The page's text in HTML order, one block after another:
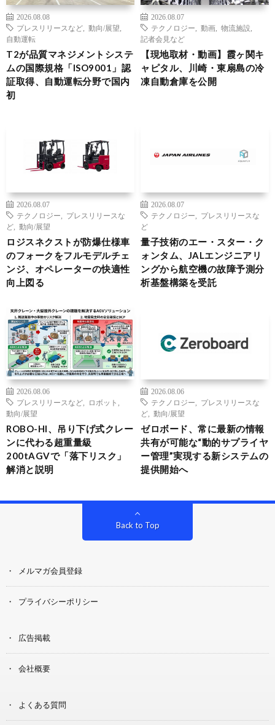
2026.08.08
プレスリリースなど
動向/展望
自動運転
T2が品質マネジメントシステ
ムの国際規格「ISO9001」認
証取得、自動運転分野で国内
初
2026.08.07
テクノロジー
動画 物流施設
記者会見など
【現地取材・動画】霞ヶ関キ
ャピタル、川崎・東扇島の冷
凍自動倉庫を公開
2026.08.07
テクノロジー
プレスリリースな
ど
動向/展望
ロジスネクストが防爆仕様車
のフォークをフルモデルチェ
ンジ、オペレーターの快適性
向上図る
2026.08.07
テクノロジー
プレスリリースな
ど
量子技術のエー・スター・ク
ォンタム、JALエンジニアリ
ングから航空機の故障予測分
析基盤構築を受託
2026.08.06
プレスリリースなど
ロボット
動向/展望
ROBO-HI、吊り下げ式クレー
ンに代わる超重量級
200tAGVで「落下リスク」
解消と説明
2026.08.06
テクノロジー
プレスリリースな
ど
動向/展望
ゼロボード、常に最新の情報
共有が可能な“動的サプライヤ
ー管理”実現する新システムの
提供開始へ
Back to Top
メルマガ会員登録
プライバシーポリシー
広告掲載
会社概要
よくある質問